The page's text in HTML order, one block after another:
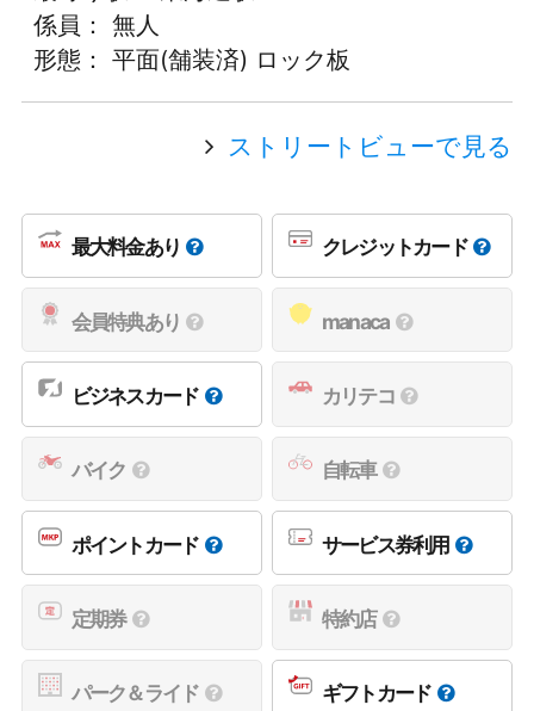
係員： 無人
形態： 平面(舗装済) ロック板
ストリートビューで見る
最大料金あり クレジットカード
会員特典あり manaca
ビジネスカード カリテコ
バイク 自転車
ポイントカード サービス券利用
定期券 特約店
パーク＆ライド ギフトカード